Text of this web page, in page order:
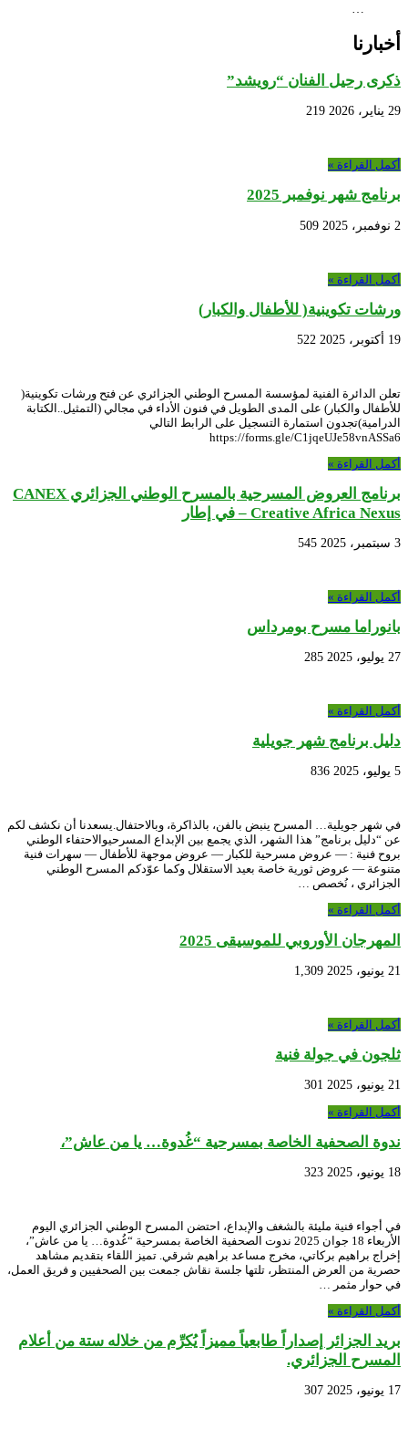
…
أخبارنا
ذكرى رحيل الفنان “رويشد”
29 يناير، 2026 219
أكمل القراءة »
برنامج شهر نوفمبر 2025
2 نوفمبر، 2025 509
أكمل القراءة »
ورشات تكوينية( للأطفال والكبار)
19 أكتوبر، 2025 522
تعلن الدائرة الفنية لمؤسسة المسرح الوطني الجزائري عن فتح ورشات تكوينية(
للأطفال والكبار) على المدى الطويل في فنون الأداء في مجالي (التمثيل..الكتابة
الدرامية)تجدون استمارة التسجيل على الرابط التالي
https://forms.gle/C1jqeUJe58vnASSa6
أكمل القراءة »
برنامج العروض المسرحية بالمسرح الوطني الجزائري CANEX
– Creative Africa Nexus في إطار
3 سبتمبر، 2025 545
أكمل القراءة »
بانوراما مسرح بومرداس
27 يوليو، 2025 285
أكمل القراءة »
دليل برنامج شهر جويلية
5 يوليو، 2025 836
في شهر جويلية… المسرح ينبض بالفن، بالذاكرة، وبالاحتفال.يسعدنا أن نكشف لكم
عن “دليل برنامج” هذا الشهر، الذي يجمع بين الإبداع المسرحيوالاحتفاء الوطني
بروح فنية : — عروض مسرحية للكبار — عروض موجهة للأطفال — سهرات فنية
متنوعة — عروض ثورية خاصة بعيد الاستقلال وكما عوّدكم المسرح الوطني
الجزائري ، نُخصص …
أكمل القراءة »
المهرجان الأوروبي للموسيقى 2025
21 يونيو، 2025 1,309
أكمل القراءة »
ثلجون في جولة فنية
21 يونيو، 2025
301
أكمل القراءة »
ندوة الصحفية الخاصة بمسرحية “غُدوة… يا من عاش”،
18 يونيو، 2025 323
في أجواء فنية مليئة بالشغف والإبداع، احتضن المسرح الوطني الجزائري اليوم
الأربعاء 18 جوان 2025 ندوت الصحفية الخاصة بمسرحية “غُدوة… يا من عاش”،
إخراج براهيم بركاتي، مخرج مساعد براهيم شرقي. تميز اللقاء بتقديم مشاهد
حصرية من العرض المنتظر، تلتها جلسة نقاش جمعت بين الصحفيين و فريق العمل،
في حوار مثمر …
أكمل القراءة »
بريد الجزائر إصداراً طابعياً مميزاً يُكرِّم من خلاله ستة من أعلام
المسرح الجزائري.
17 يونيو، 2025 307